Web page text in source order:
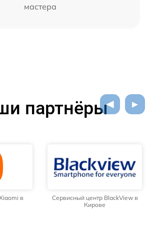
мастера
партнёры
в
Сервисный центр BlackView в
Кирове